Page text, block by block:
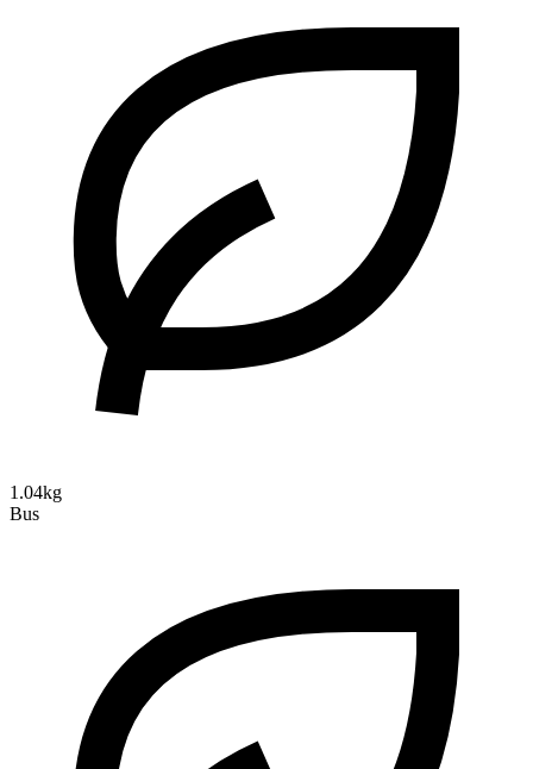
1.04kg
Bus